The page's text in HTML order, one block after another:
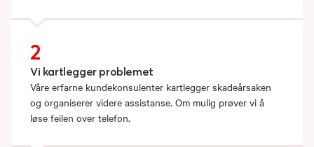
2
Vi kartlegger problemet
Våre erfarne kundekonsulenter kartlegger skadeårsaken
og organiserer videre assistanse. Om mulig prøver vi å
løse feilen over telefon.